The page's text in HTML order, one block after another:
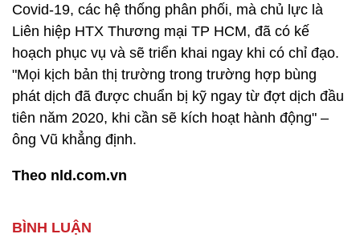
Covid-19, các hệ thống phân phối, mà chủ lực là
Liên hiệp HTX Thương mại TP HCM, đã có kế
hoạch phục vụ và sẽ triển khai ngay khi có chỉ đạo.
"Mọi kịch bản thị trường trong trường hợp bùng
phát dịch đã được chuẩn bị kỹ ngay từ đợt dịch đầu
tiên năm 2020, khi cần sẽ kích hoạt hành động" –
ông Vũ khẳng định.
Theo nld.com.vn